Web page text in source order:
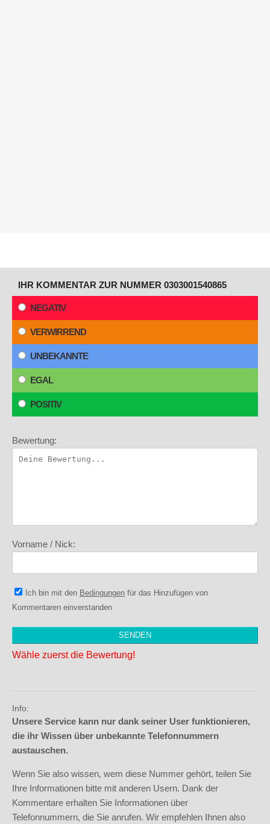
IHR KOMMENTAR ZUR NUMMER 0303001540865
NEGATIV
VERWIRREND
UNBEKANNTE
EGAL
POSITIV
Bewertung:
Vorname / Nick:
Ich bin mit den Bedingungen für das Hinzufügen von
Kommentaren einverstanden
Wähle zuerst die Bewertung!
Info:
Unsere Service kann nur dank seiner User funktionieren,
die ihr Wissen über unbekannte Telefonnummern
austauschen.
Wenn Sie also wissen, wem diese Nummer gehört, teilen Sie
Ihre Informationen bitte mit anderen Usern. Dank der
Kommentare erhalten Sie Informationen über
Telefonnummern, die Sie anrufen. Wir empfehlen Ihnen also